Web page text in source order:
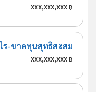
xxx,xxx,xxx฿
ร-ขาดทุนสุทธิสะสม
xxx,xxx,xxx฿